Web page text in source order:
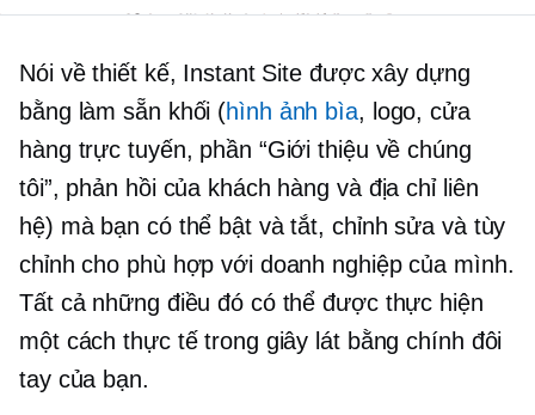
Nói về thiết kế, Instant Site được xây dựng
bằng làm sẵn khối (hình ảnh bìa, logo, cửa
hàng trực tuyến, phần “Giới thiệu về chúng
tôi”, phản hồi của khách hàng và địa chỉ liên
hệ) mà bạn có thể bật và tắt, chỉnh sửa và tùy
chỉnh cho phù hợp với doanh nghiệp của mình.
Tất cả những điều đó có thể được thực hiện
một cách thực tế trong giây lát bằng chính đôi
tay của bạn.